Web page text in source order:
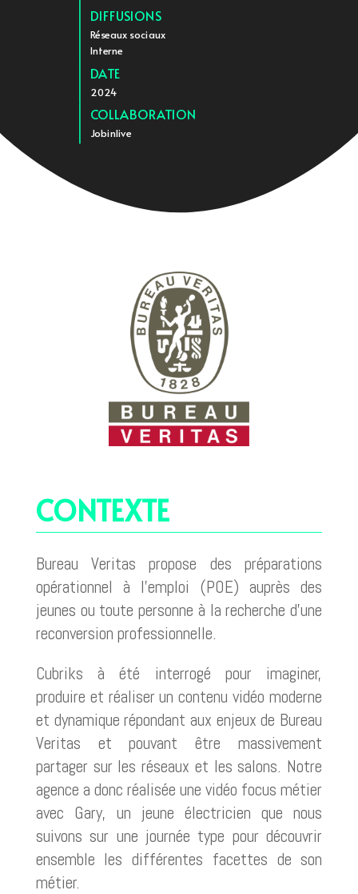
DIFFUSIONS
Réseaux sociaux
Interne
DATE
2024
COLLABORATION
Jobinlive
CONTEXTE
Bureau Veritas propose des préparations
opérationnel à l’emploi (POE) auprès des
jeunes ou toute personne à la recherche d’une
reconversion professionnelle.
Cubriks à été interrogé pour imaginer,
produire et réaliser un contenu vidéo moderne
et dynamique répondant aux enjeux de Bureau
Veritas et pouvant être massivement
partager sur les réseaux et les salons. Notre
agence a donc réalisée une vidéo focus métier
avec Gary, un jeune électricien que nous
suivons sur une journée type pour découvrir
ensemble les différentes facettes de son
métier.